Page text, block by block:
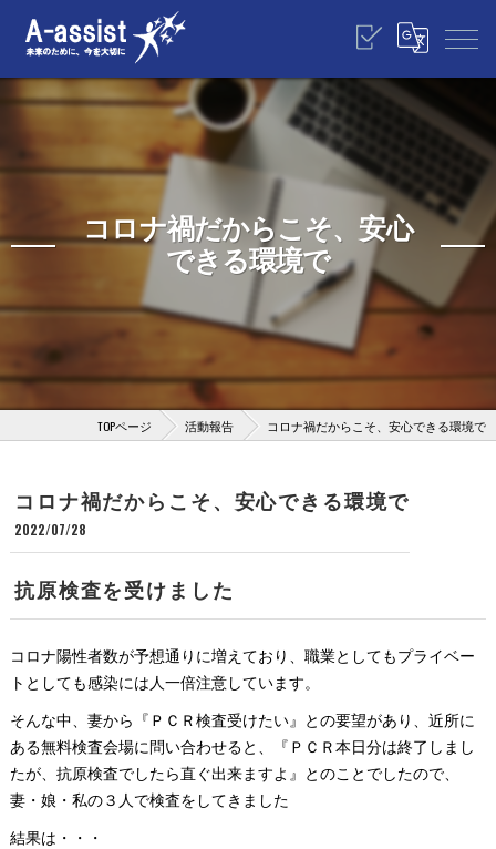
コロナ禍だからこそ、安心
できる環境で
TOPページ 活動報告 コロナ禍だからこそ、安心できる環境で
コロナ禍だからこそ、安心できる環境で
2022/07/28
抗原検査を受けました
コロナ陽性者数が予想通りに増えており、職業としてもプライベー
トとしても感染には人一倍注意しています。
そんな中、妻から『ＰＣＲ検査受けたい』との要望があり、近所に
ある無料検査会場に問い合わせると、『ＰＣＲ本日分は終了しまし
たが、抗原検査でしたら直ぐ出来ますよ』とのことでしたので、
妻・娘・私の３人で検査をしてきました
結果は・・・